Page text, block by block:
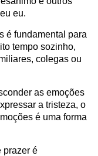
eu.
é fundamental para
tempo sozinho,
colegas ou
as emoções
a tristeza, o
é uma forma
prazer é